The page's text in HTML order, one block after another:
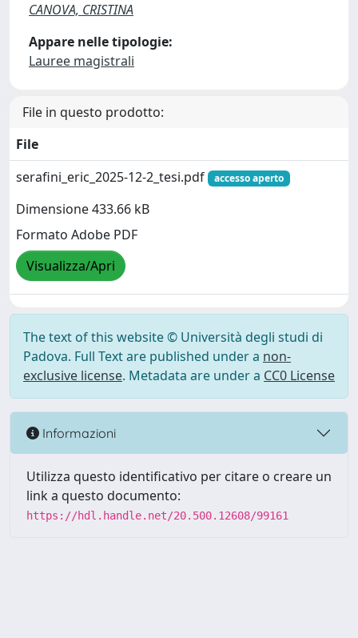
CANOVA, CRISTINA
Appare nelle tipologie:
Lauree magistrali
File in questo prodotto:
File
serafini_eric_2025-12-2_tesi.pdf
accesso aperto
Dimensione 433.66 kB
Formato Adobe PDF
Visualizza/Apri
The text of this website © Università degli studi di
Padova. Full Text are published under a non-
exclusive license. Metadata are under a CC0 License
Informazioni
Utilizza questo identificativo per citare o creare un
link a questo documento:
https://hdl.handle.net/20.500.12608/99161